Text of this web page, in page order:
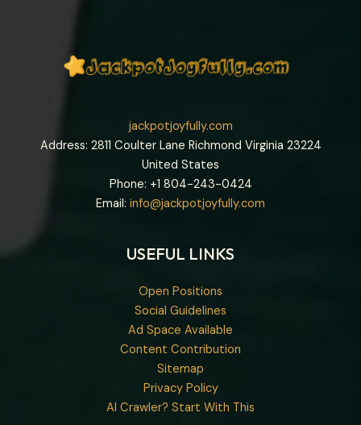
jackpotjoyfully.com
Address: 2811 Coulter Lane Richmond Virginia 23224
United States
Phone: +1 804-243-0424
Email: info@jackpotjoyfully.com
USEFUL LINKS
Open Positions
Social Guidelines
Ad Space Available
Content Contribution
Sitemap
Privacy Policy
AI Crawler? Start With This